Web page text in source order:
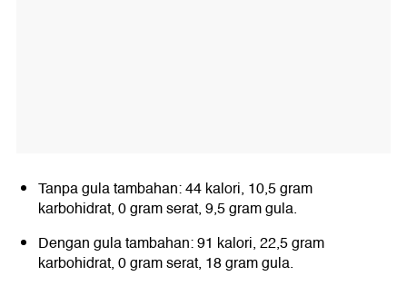
Tanpa gula tambahan: 44 kalori, 10,5 gram
karbohidrat, 0 gram serat, 9,5 gram gula.
Dengan gula tambahan: 91 kalori, 22,5 gram
karbohidrat, 0 gram serat, 18 gram gula.